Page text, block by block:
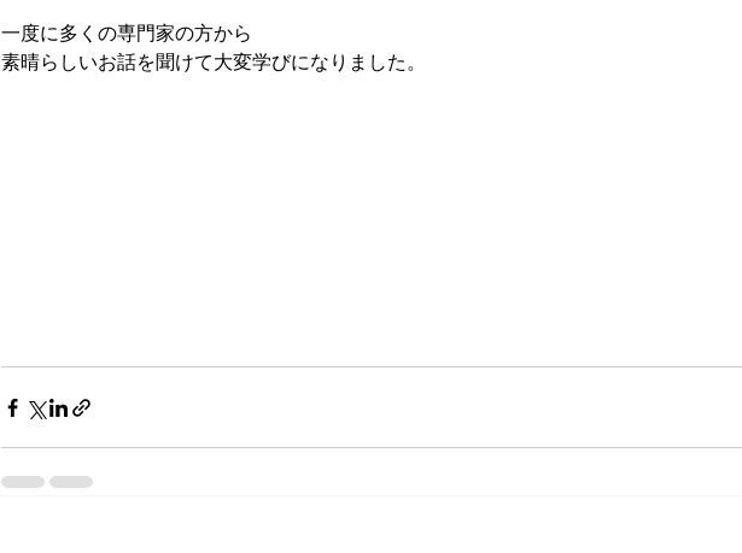
一度に多くの専門家の方から
素晴らしいお話を聞けて大変学びになりました。